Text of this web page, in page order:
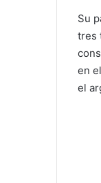
Su
tres
en
el